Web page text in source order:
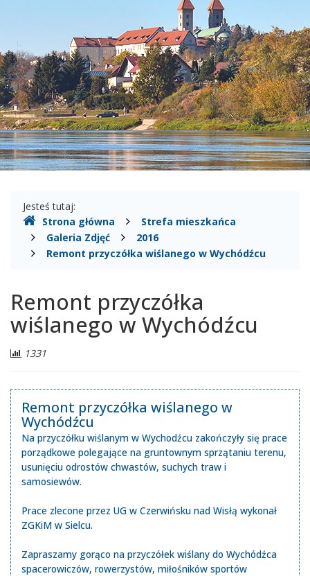
Gdzie
jesteśmy
Jesteś tutaj:
Strona główna
Strefa mieszkańca
Galeria Zdjęć
2016
Remont przyczółka wiślanego w Wychódźcu
Remont przyczółka
wiślanego w Wychódźcu
Liczba
1331
Remont przyczółka wiślanego w
Wychódźcu
Na przyczółku wiślanym w Wychodźcu zakończyły się prace
porządkowe polegające na gruntownym sprzątaniu terenu,
usunięciu odrostów chwastów, suchych traw i
samosiewów.
Prace zlecone przez UG w Czerwińsku nad Wisłą wykonał
ZGKiM w Sielcu.
Zapraszamy gorąco na przyczółek wiślany do Wychódźca
spacerowiczów, rowerzystów, miłośników sportów